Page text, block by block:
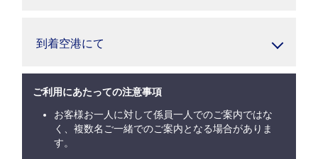
到着空港にて
ご利用にあたっての注意事項
お客様お一人に対して係員一人でのご案内ではな
く、複数名ご一緒でのご案内となる場合がありま
す。